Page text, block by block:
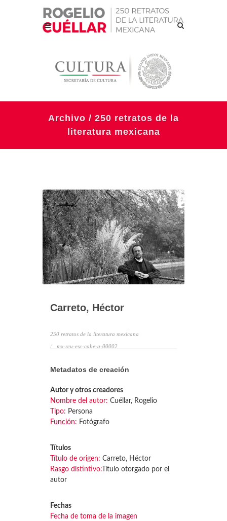
Archivo / 250 retratos de la
literatura mexicana
Carreto, Héctor
250 retratos de la literatura mexicana
mx-rcu-esc-cahe-a-00002
Metadatos de creación
Autor y otros creadores
Nombre del autor: Cuéllar, Rogelio
Tipo: Persona
Función: Fotógrafo
Títulos
Título de origen: Carreto, Héctor
Rasgo distintivo: Título otorgado por el
autor
Fechas
Fecha de toma de la imagen